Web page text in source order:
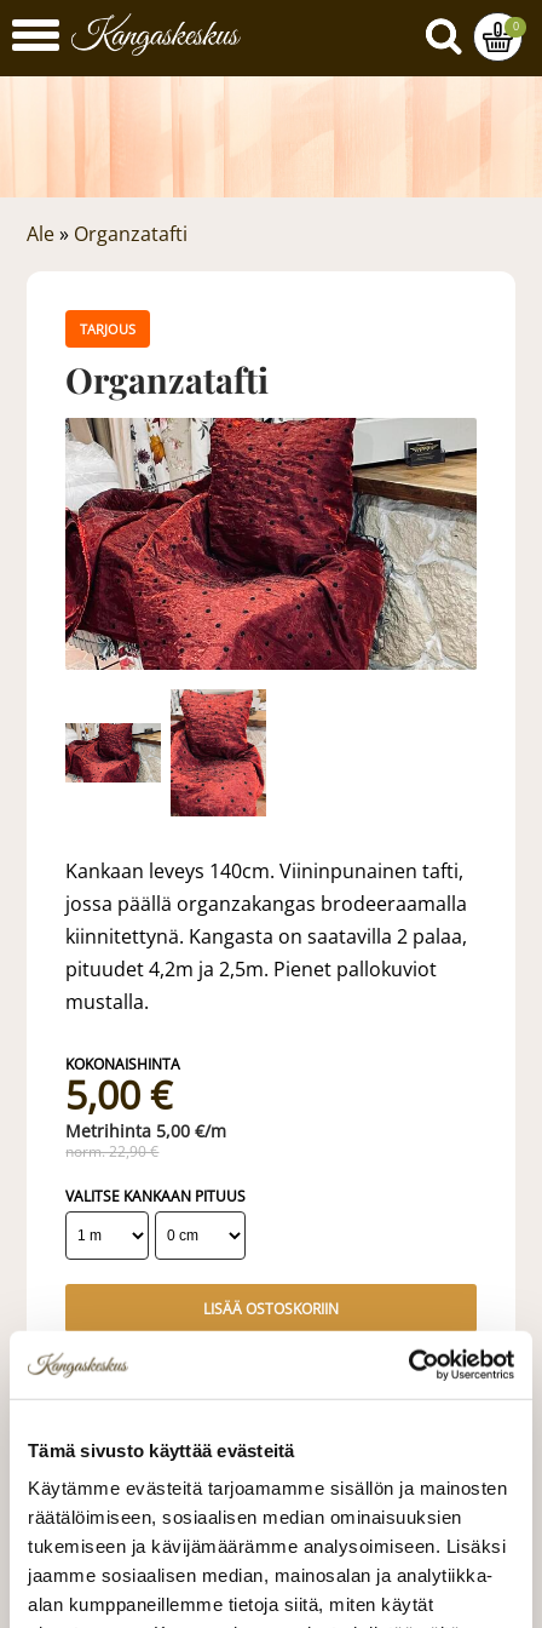
Tämä sivusto käyttää evästeitä
Käytämme evästeitä tarjoamamme sisällön ja mainosten
räätälöimiseen, sosiaalisen median ominaisuuksien
tukemiseen ja kävijämäärämme analysoimiseen. Lisäksi
jaamme sosiaalisen median, mainosalan ja analytiikka-
alan kumppaneillemme tietoja siitä, miten käytät
0
Ale » Organzatafti
TARJOUS
Organzatafti
Kankaan leveys 140cm. Viininpunainen tafti,
jossa päällä organzakangas brodeeraamalla
kiinnitettynä. Kangasta on saatavilla 2 palaa,
pituudet 4,2m ja 2,5m. Pienet pallokuviot
mustalla.
5,00 €
5,00 €/m
norm. 22,90 €
VALITSE KANKAAN PITUUS
LISÄÄ OSTOSKORIIN
(sis. työn ja tarvikkeet)
VERHOJEN MÄÄRÄ:
Suoraverho leveys 150 cm + 22,00 €
Purjerengasverho leveys max 150 + 42,00 €